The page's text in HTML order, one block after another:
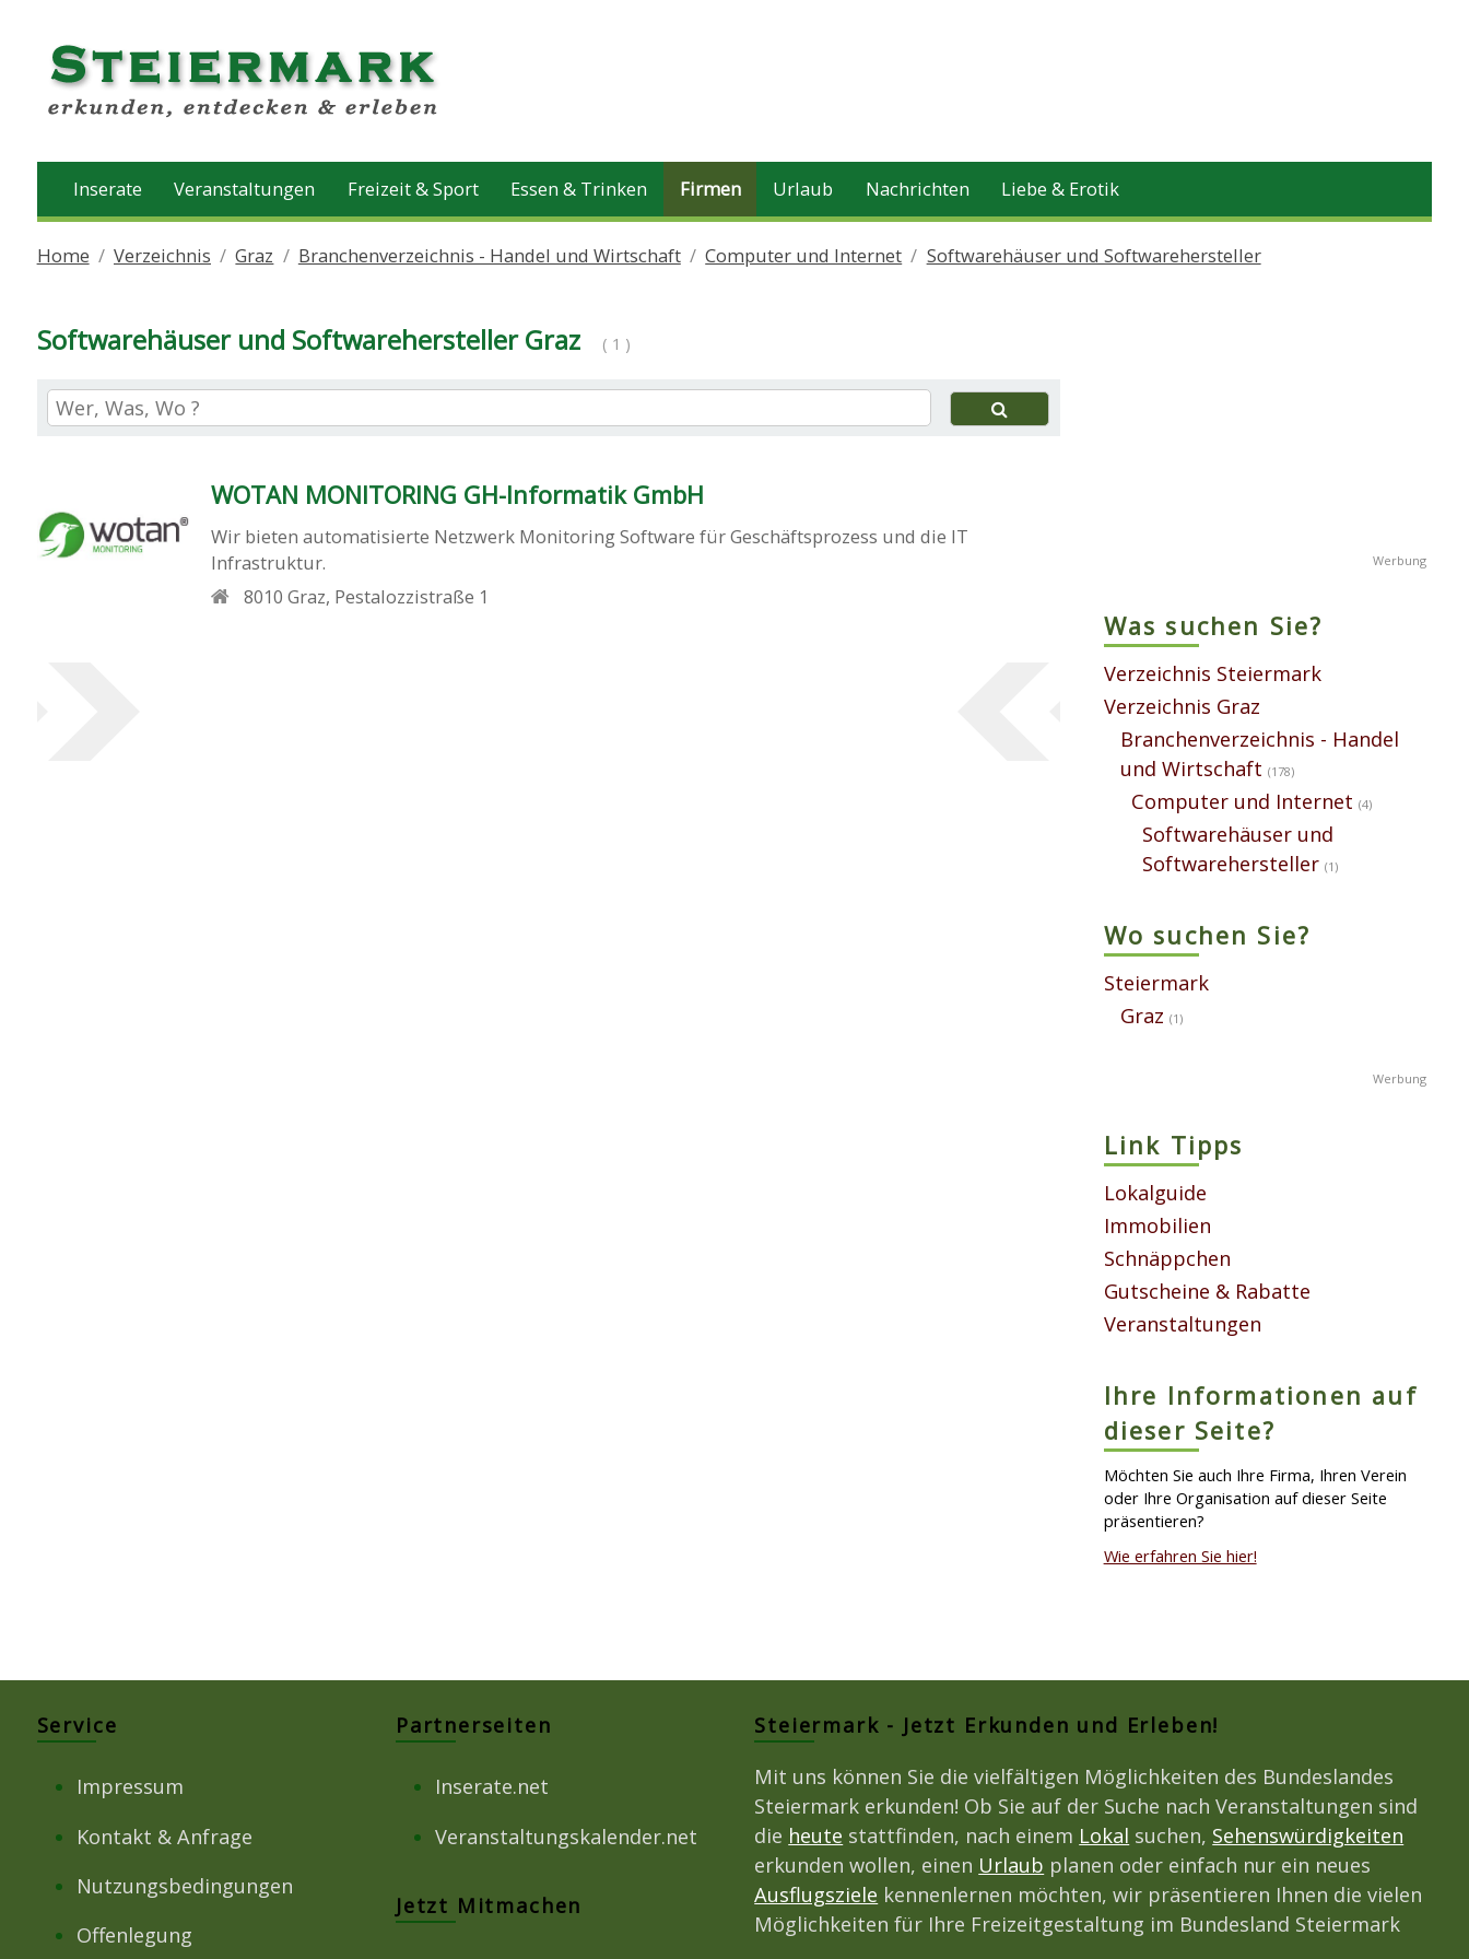
Inserate Veranstaltungen Freizeit & Sport Essen & Trinken Firmen Urlaub Nachrichten Liebe & Erotik
Home Verzeichnis Graz Branchenverzeichnis - Handel und Wirtschaft Computer und Internet Softwarehäuser und Softwarehersteller
Softwarehäuser und Softwarehersteller Graz ( 1 )
WOTAN MONITORING GH-Informatik GmbH
Wir bieten automatisierte Netzwerk Monitoring Software für Geschäftsprozess und die IT
Infrastruktur.
8010 Graz, Pestalozzistraße 1
Was suchen Sie?
Verzeichnis Steiermark
Verzeichnis Graz
Branchenverzeichnis - Handel
und Wirtschaft (178)
Computer und Internet (4)
Softwarehäuser und
Softwarehersteller (1)
Wo suchen Sie?
Steiermark
Graz (1)
Link Tipps
Lokalguide
Immobilien
Schnäppchen
Gutscheine & Rabatte
Veranstaltungen
Ihre Informationen auf
dieser Seite?
Möchten Sie auch Ihre Firma, Ihren Verein
oder Ihre Organisation auf dieser Seite
präsentieren?
Wie erfahren Sie hier!
Service
Impressum
Kontakt & Anfrage
Nutzungsbedingungen
Offenlegung
Partnerseiten
Inserate.net
Veranstaltungskalender.net
Jetzt Mitmachen
Steiermark - Jetzt Erkunden und Erleben!
Mit uns können Sie die vielfältigen Möglichkeiten des Bundeslandes
Steiermark erkunden! Ob Sie auf der Suche nach Veranstaltungen sind
die heute stattfinden, nach einem Lokal suchen, Sehenswürdigkeiten
erkunden wollen, einen Urlaub planen oder einfach nur ein neues
Ausflugsziele kennenlernen möchten, wir präsentieren Ihnen die vielen
Möglichkeiten für Ihre Freizeitgestaltung im Bundesland Steiermark